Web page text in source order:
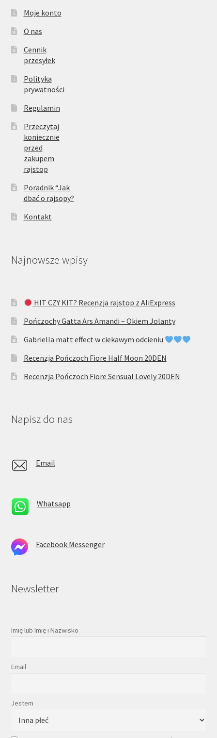
Moje konto
O nas
Cennik
przesyłek
Polityka
prywatności
Regulamin
Przeczytaj
koniecznie
przed
zakupem
rajstop
Poradnik “Jak
dbać o rajsopy?
Kontakt
Najnowsze wpisy
HIT CZY KIT? Recenzja rajstop z AliExpress
Pończochy Gatta Ars Amandi – Okiem Jolanty
Gabriella matt effect w ciekawym odcieniu
Recenzja Pończoch Fiore Half Moon 20DEN
Recenzja Pończoch Fiore Sensual Lovely 20DEN
Napisz do nas
Email
Whatsapp
Facebook Messenger
Newsletter
Imię lub Imię i Nazwisko
Email
Jestem